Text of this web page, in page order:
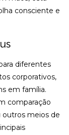
consciente e
diferentes
corporativos,
em família.
comparação
outros meios de